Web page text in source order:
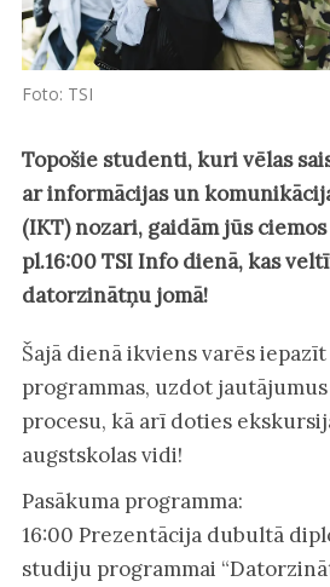
Foto: TSI
Topošie studenti, kuri vēlas
ar informācijas un
(IKT) nozari, gaidām jūs
pl.16:00 TSI Info dienā, kas
datorzinātņu jomā!
Šajā dienā ikviens varēs
programmas, uzdot
procesu, kā arī doties
augstskolas vidi!
Pasākuma programma:
16:00 Prezentācija dubultā
studiju programmai